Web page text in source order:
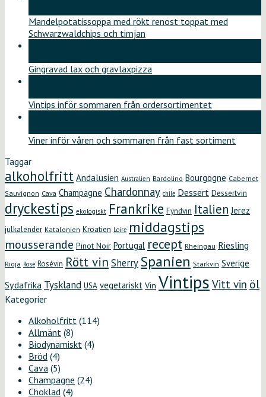
Mandelpotatissoppa med rökt renost toppat med
Schwarzwaldchips och timjan
Gingravad lax och gravlaxpizza
Vintips inför sommaren från ordersortimentet
Viner inför våren och sommaren från fast sortiment
Taggar
alkoholfritt Andalusien Australien Bardolino Bourgogne Cabernet
Sauvignon Cava Champagne Chardonnay chile Dessert Dessertvin
dryckestips ekologiskt Frankrike Fyndvin Italien Jerez
julkalender Katalonien Kroatien Loire middagstips
mousserande Pinot Noir Portugal recept Rheingau Riesling
Rioja Rosé Rosévin Rött vin SherrySpanien Starkvin Sverige
Sydafrika Tyskland USA vegetariskt Vin Vintips Vitt vin öl
Kategorier
Alkoholfritt (114)
Allmänt (8)
Biodynamiskt (4)
Bröd (4)
Cava (5)
Champagne (24)
Choklad (4)